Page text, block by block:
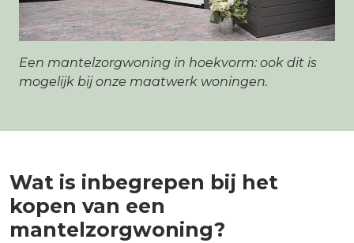
Een mantelzorgwoning in hoekvorm: ook dit is
mogelijk bij onze maatwerk woningen.
Wat is inbegrepen bij het
kopen van een
mantelzorgwoning?